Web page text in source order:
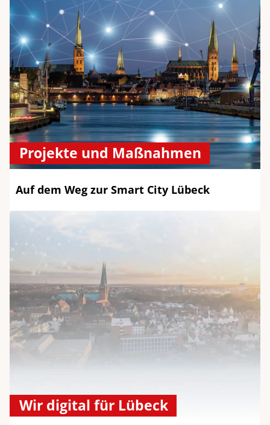
Projekte und Maßnahmen
Auf dem Weg zur Smart City Lübeck
Wir digital für Lübeck